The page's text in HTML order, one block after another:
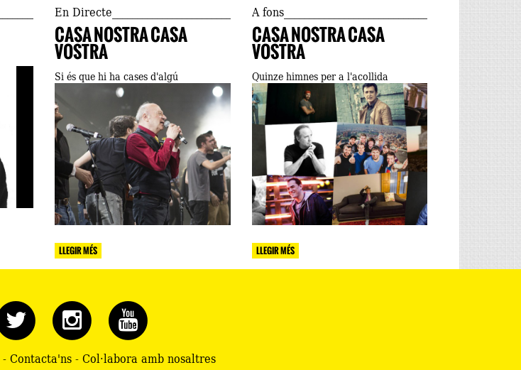
En Directe
CASA NOSTRA CASA
VOSTRA
Si és que hi ha cases d'algú
LLEGIR MÉS
A fons
CASA NOSTRA CASA
VOSTRA
Quinze himnes per a l'acollida
LLEGIR MÉS
-Contacta'ns-Col·labora amb nosaltres